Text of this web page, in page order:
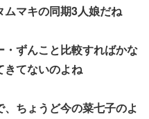
マキの同期3人娘だね
ずんこと比較すればかな
きてないのよね
ちょうど今の菜七子のよ